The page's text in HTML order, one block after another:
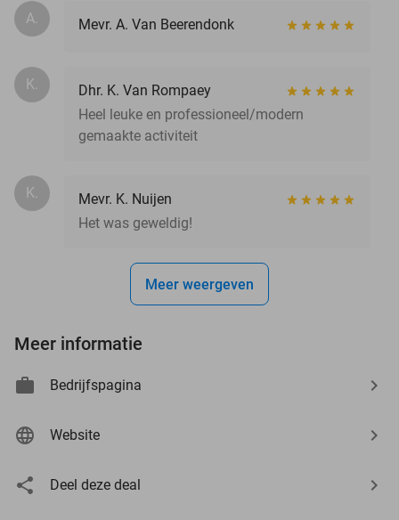
A. Mevr. A. Van Beerendonk
K.
Dhr. K. Van Rompaey
Heel leuke en professioneel/modern
gemaakte activiteit
K.
Mevr. K. Nuijen
Het was geweldig!
Meer weergeven
Meer informatie
Bedrijfspagina
Website
Deel deze deal